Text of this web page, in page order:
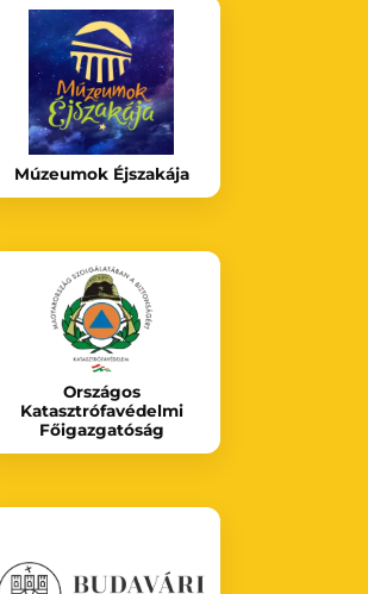
Múzeumok Éjszakája
Országos
Katasztrófavédelmi
Főigazgatóság